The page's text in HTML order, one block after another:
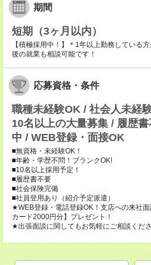
期間
短期（3ヶ月以内）
【積極採用中！】＊1年以上勤務している
後の就業も相談可能です！
応募資格・条件
職種未経験OK / 社会人未経
10名以上の大量募集 / 履歴
中 / WEB登録・面接OK
■無資格・未経験OK！
■年齢・学歴不問！ブランクOK!
■10名以上採用予定！
■履歴書不要
■社会保険完備
■社員登用あり（紹介予定派遣）
★WEB登録・電話登録OK！支店への来社
カード2000円分】プレゼント！
★出張面談に関してもお気軽にご相談くださ